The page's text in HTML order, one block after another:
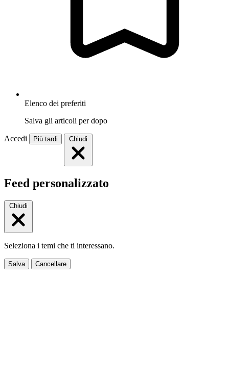
Elenco dei preferiti
Salva gli articoli per dopo
Accedi Più tardi Chiudi
Feed personalizzato
Chiudi
Seleziona i temi che ti interessano.
Salva Cancellare